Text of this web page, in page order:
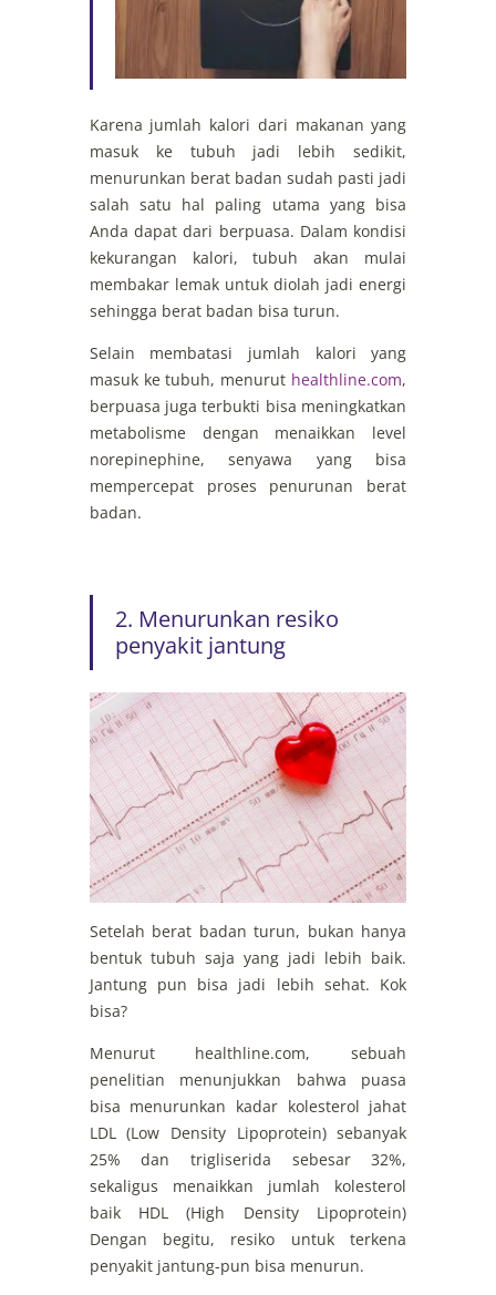
Karena jumlah kalori dari makanan yang
masuk ke tubuh jadi lebih sedikit,
menurunkan berat badan sudah pasti jadi
salah satu hal paling utama yang bisa
Anda dapat dari berpuasa. Dalam kondisi
kekurangan kalori, tubuh akan mulai
membakar lemak untuk diolah jadi energi
sehingga berat badan bisa turun.
Selain membatasi jumlah kalori yang
masuk ke tubuh, menurut healthline.com,
berpuasa juga terbukti bisa meningkatkan
metabolisme dengan menaikkan level
norepinephine, senyawa yang bisa
mempercepat proses penurunan berat
badan.
2. Menurunkan resiko
penyakit jantung
Setelah berat badan turun, bukan hanya
bentuk tubuh saja yang jadi lebih baik.
Jantung pun bisa jadi lebih sehat. Kok
bisa?
Menurut healthline.com, sebuah
penelitian menunjukkan bahwa puasa
bisa menurunkan kadar kolesterol jahat
LDL (Low Density Lipoprotein) sebanyak
25% dan trigliserida sebesar 32%,
sekaligus menaikkan jumlah kolesterol
baik HDL (High Density Lipoprotein)
Dengan begitu, resiko untuk terkena
penyakit jantung-pun bisa menurun.